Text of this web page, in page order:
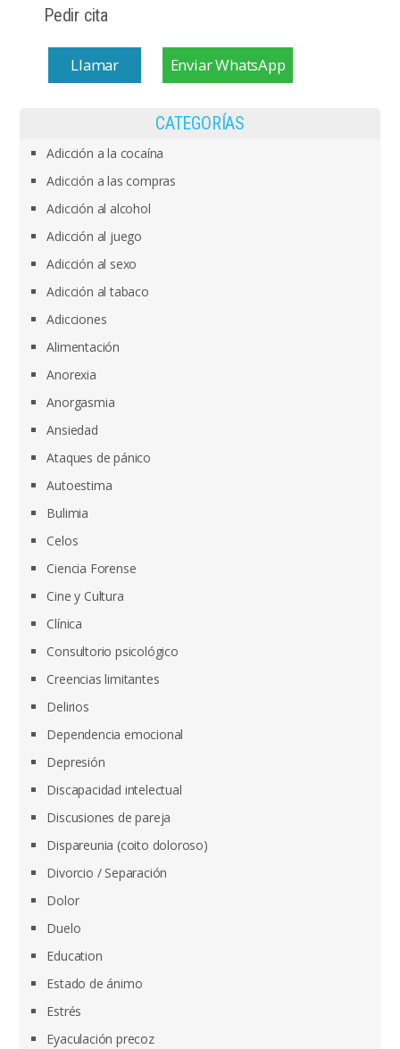
Pedir cita
Llamar Enviar WhatsApp
CATEGORÍAS
Adicción a la cocaína
Adicción a las compras
Adicción al alcohol
Adicción al juego
Adicción al sexo
Adicción al tabaco
Adicciones
Alimentación
Anorexia
Anorgasmia
Ansiedad
Ataques de pánico
Autoestima
Bulimia
Celos
Ciencia Forense
Cine y Cultura
Clínica
Consultorio psicológico
Creencias limitantes
Delirios
Dependencia emocional
Depresión
Discapacidad intelectual
Discusiones de pareja
Dispareunia (coito doloroso)
Divorcio / Separación
Dolor
Duelo
Education
Estado de ánimo
Estrés
Eyaculación precoz